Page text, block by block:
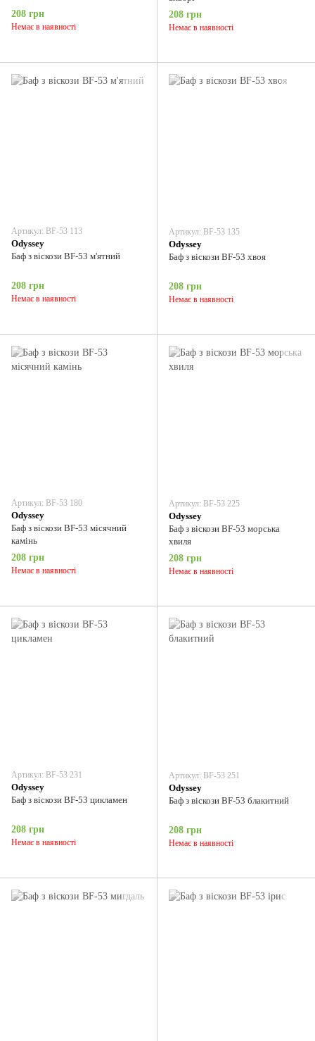
208 грн
Немає в наявності
208 грн
Немає в наявності
Артикул: BF-53 113
Odyssey
Баф з віскози BF-53 м'ятний
208 грн
Немає в наявності
Артикул: BF-53 135
Odyssey
Баф з віскози BF-53 хвоя
208 грн
Немає в наявності
Артикул: BF-53 180
Odyssey
Баф з віскози BF-53 місячний
камінь
208 грн
Немає в наявності
Артикул: BF-53 225
Odyssey
Баф з віскози BF-53 морська
хвиля
208 грн
Немає в наявності
Артикул: BF-53 231
Odyssey
Баф з віскози BF-53 цикламен
208 грн
Немає в наявності
Артикул: BF-53 251
Odyssey
Баф з віскози BF-53 блакитний
208 грн
Немає в наявності